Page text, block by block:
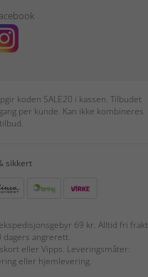
koden SALE20 i kassen. Tilbudet
per kunde. Kan ikke kombineres
sikkert
69 kr. Alltid fri frakt
angrerett.
eller Vipps. Leveringsmåter:
eller hjemlevering.